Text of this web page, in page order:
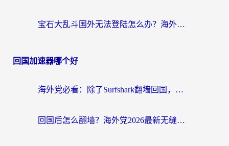
宝石大乱斗国外无法登陆怎么办？海外玩家专属加速指南（附穿越火线原野传说解决方案）
回国加速器哪个好
海外党必看：除了Surfshark翻墙回国，这些加速器选择技巧你真的懂吗？
回国后怎么翻墙？海外党2026最新无缝访问国内资源全攻略（附对比实测）